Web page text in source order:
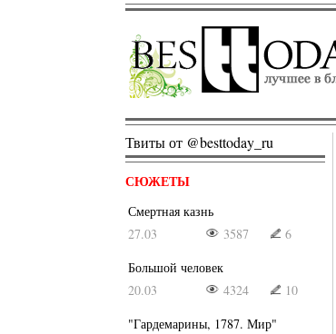
Твиты от @besttoday_ru
СЮЖЕТЫ
Смертная казнь
27.03
3587
6
Большой человек
20.03
4324
10
"Гардемарины, 1787. Мир"